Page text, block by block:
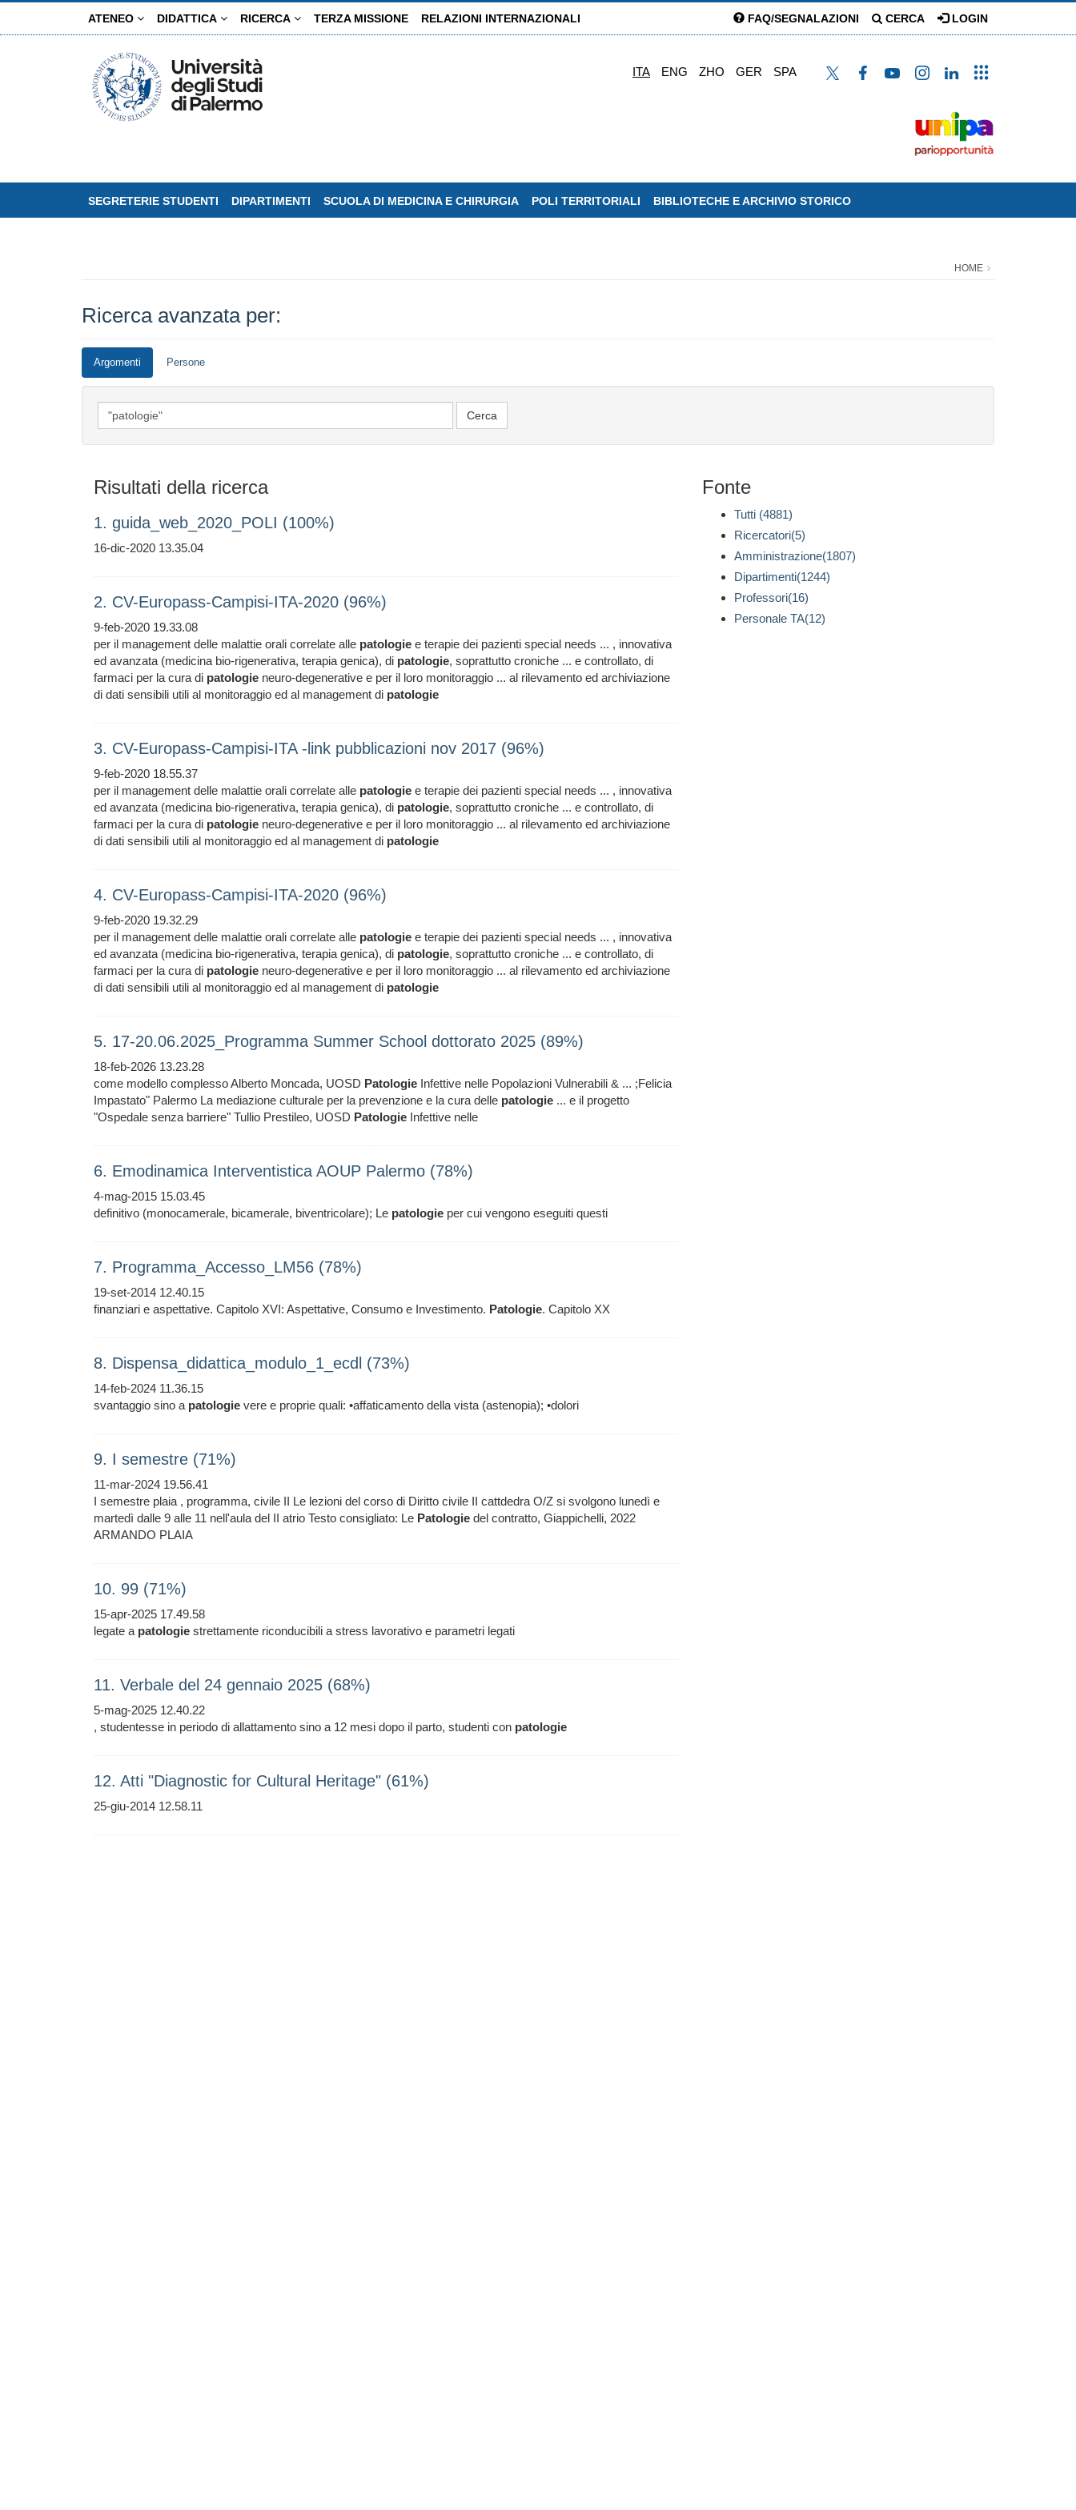
ATENEO DIDATTICA RICERCA TERZA MISSIONE RELAZIONI INTERNAZIONALI FAQ/SEGNALAZIONI CERCA LOGIN
ITA ENG ZHO GER SPA
SEGRETERIE STUDENTI DIPARTIMENTI SCUOLA DI MEDICINA E CHIRURGIA POLI TERRITORIALI BIBLIOTECHE E ARCHIVIO STORICO
HOME
Ricerca avanzata per:
Argomenti Persone
Risultati della ricerca
1. guida_web_2020_POLI (100%)
16-dic-2020 13.35.04
2. CV-Europass-Campisi-ITA-2020 (96%)
9-feb-2020 19.33.08
per il management delle malattie orali correlate alle patologie e terapie dei pazienti special needs ... , innovativa
ed avanzata (medicina bio-rigenerativa, terapia genica), di patologie, soprattutto croniche ... e controllato, di
farmaci per la cura di patologie neuro-degenerative e per il loro monitoraggio ... al rilevamento ed archiviazione
di dati sensibili utili al monitoraggio ed al management di patologie
3. CV-Europass-Campisi-ITA -link pubblicazioni nov 2017 (96%)
9-feb-2020 18.55.37
per il management delle malattie orali correlate alle patologie e terapie dei pazienti special needs ... , innovativa
ed avanzata (medicina bio-rigenerativa, terapia genica), di patologie, soprattutto croniche ... e controllato, di
farmaci per la cura di patologie neuro-degenerative e per il loro monitoraggio ... al rilevamento ed archiviazione
di dati sensibili utili al monitoraggio ed al management di patologie
4. CV-Europass-Campisi-ITA-2020 (96%)
9-feb-2020 19.32.29
per il management delle malattie orali correlate alle patologie e terapie dei pazienti special needs ... , innovativa
ed avanzata (medicina bio-rigenerativa, terapia genica), di patologie, soprattutto croniche ... e controllato, di
farmaci per la cura di patologie neuro-degenerative e per il loro monitoraggio ... al rilevamento ed archiviazione
di dati sensibili utili al monitoraggio ed al management di patologie
5. 17-20.06.2025_Programma Summer School dottorato 2025 (89%)
18-feb-2026 13.23.28
come modello complesso Alberto Moncada, UOSD Patologie Infettive nelle Popolazioni Vulnerabili & ... ;Felicia
Impastato" Palermo La mediazione culturale per la prevenzione e la cura delle patologie ... e il progetto
"Ospedale senza barriere" Tullio Prestileo, UOSD Patologie Infettive nelle
6. Emodinamica Interventistica AOUP Palermo (78%)
4-mag-2015 15.03.45
definitivo (monocamerale, bicamerale, biventricolare); Le patologie per cui vengono eseguiti questi
7. Programma_Accesso_LM56 (78%)
19-set-2014 12.40.15
finanziari e aspettative. Capitolo XVI: Aspettative, Consumo e Investimento. Patologie. Capitolo XX
8. Dispensa_didattica_modulo_1_ecdl (73%)
14-feb-2024 11.36.15
svantaggio sino a patologie vere e proprie quali: •affaticamento della vista (astenopia); •dolori
9. I semestre (71%)
11-mar-2024 19.56.41
I semestre plaia , programma, civile II Le lezioni del corso di Diritto civile II cattdedra O/Z si svolgono lunedì e
martedì dalle 9 alle 11 nell'aula del II atrio Testo consigliato: Le Patologie del contratto, Giappichelli, 2022
ARMANDO PLAIA
10. 99 (71%)
15-apr-2025 17.49.58
legate a patologie strettamente riconducibili a stress lavorativo e parametri legati
11. Verbale del 24 gennaio 2025 (68%)
5-mag-2025 12.40.22
, studentesse in periodo di allattamento sino a 12 mesi dopo il parto, studenti con patologie
12. Atti "Diagnostic for Cultural Heritage" (61%)
25-giu-2014 12.58.11
Fonte
Tutti (4881)
Ricercatori(5)
Amministrazione(1807)
Dipartimenti(1244)
Professori(16)
Personale TA(12)